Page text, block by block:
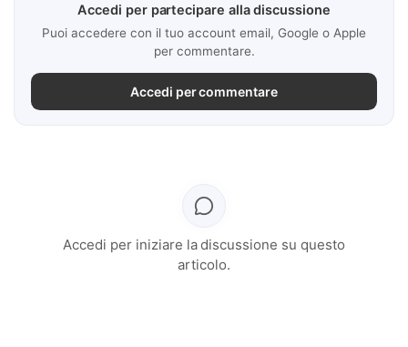
Accedi per partecipare alla discussione
Puoi accedere con il tuo account email, Google o Apple
per commentare.
Accedi per commentare
Accedi per iniziare la discussione su questo
articolo.